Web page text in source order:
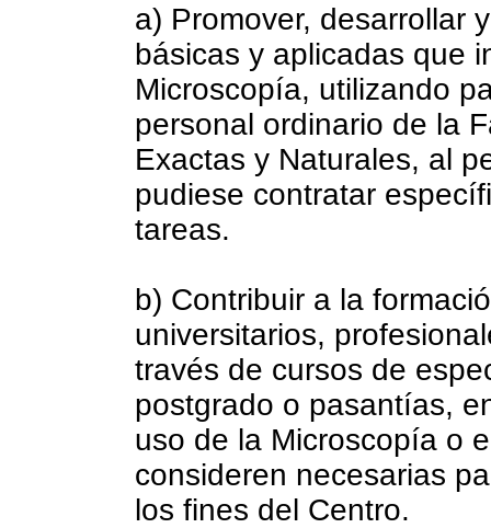
a) Promover, desarrollar
básicas y aplicadas que
Microscopía, utilizando
personal ordinario de la
Exactas y Naturales, al
pudiese contratar
tareas.
b) Contribuir a la
universitarios,
través de cursos de
postgrado o pasantías,
uso de la Microscopía o
consideren necesarias
los fines del Centro.